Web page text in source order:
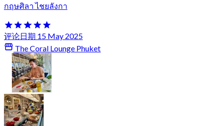
กฤษศิลา ไชยลังกา
评论日期 15 May 2025
The Coral Lounge Phuket